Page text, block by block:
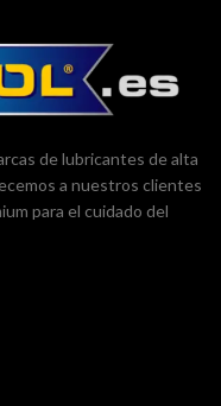
de lubricantes de alta
a nuestros clientes
para el cuidado del